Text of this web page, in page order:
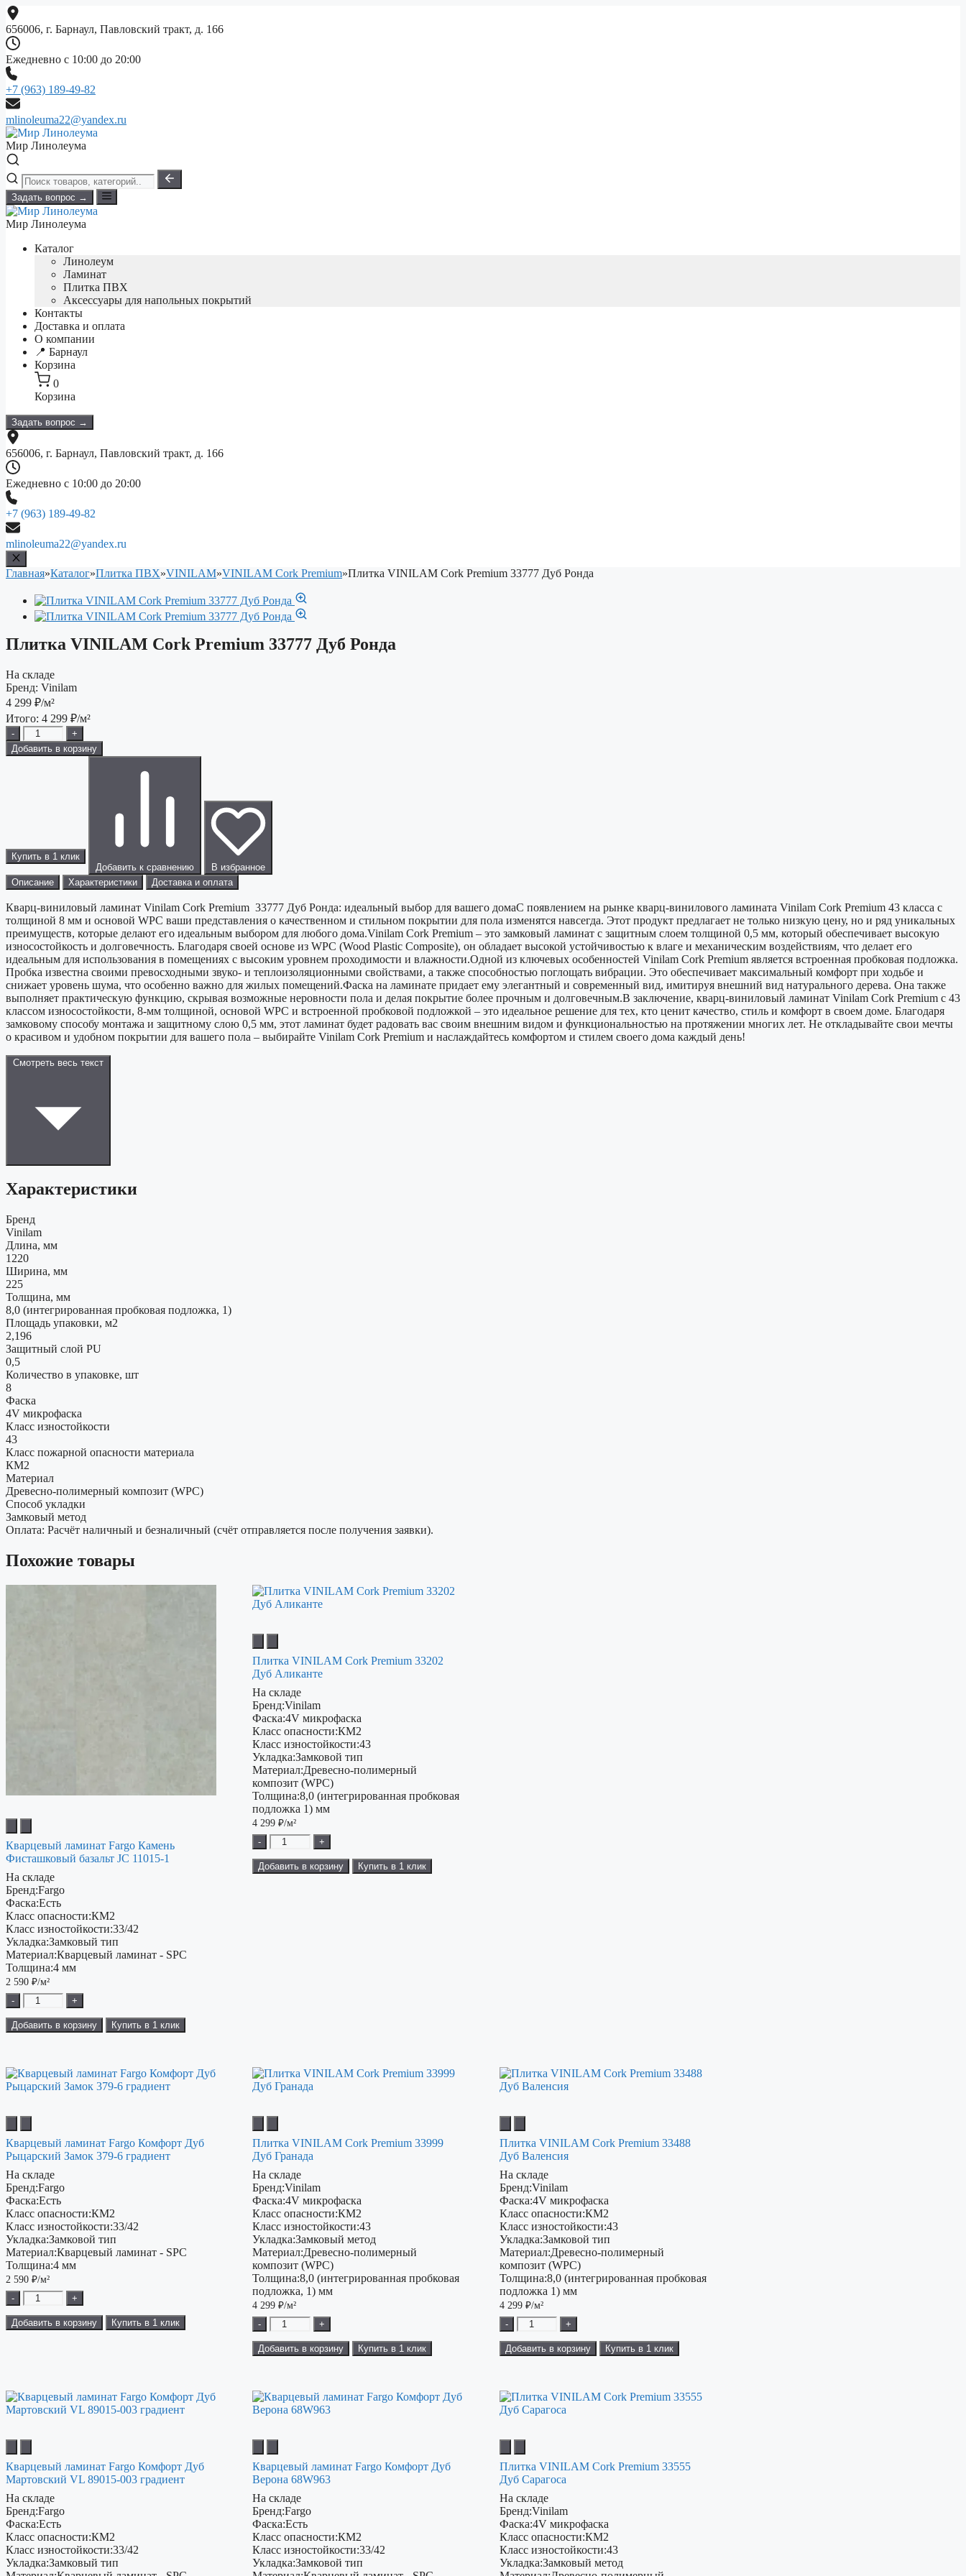
Перейти
к
содержимому
656006, г. Барнаул, Павловский тракт, д. 166
Ежедневно с 10:00 до 20:00
+7 (963) 189-49-82
mlinoleuma22@yandex.ru
Мир Линолеума
Задать вопрос →
Мир Линолеума
Каталог
Линолеум
Ламинат
Плитка ПВХ
Аксессуары для напольных покрытий
Контакты
Доставка и оплата
О компании
📍 Барнаул
Корзина
0
Корзина
Задать вопрос →
656006, г. Барнаул, Павловский тракт, д. 166
Ежедневно с 10:00 до 20:00
+7 (963) 189-49-82
mlinoleuma22@yandex.ru
Главная»Каталог»Плитка ПВХ»VINILAM»VINILAM Cork Premium»Плитка VINILAM Cork Premium 33777 Дуб Ронда
Плитка VINILAM Cork Premium 33777 Дуб Ронда
На складе
Бренд: Vinilam
4 299 ₽/м²
Итого: 4 299 ₽/м²
-
+
Добавить в корзину
Купить в 1 клик
Добавить к сравнению
В избранное
Описание
Характеристики Доставка и оплата
Кварц-виниловый ламинат Vinilam Cork Premium 33777 Дуб Ронда: идеальный выбор для вашего домаС появлением на рынке кварц-винилового ламината Vinilam Cork Premium 43 класса с
толщиной 8 мм и основой WPC ваши представления о качественном и стильном покрытии для пола изменятся навсегда. Этот продукт предлагает не только низкую цену, но и ряд уникальных
преимуществ, которые делают его идеальным выбором для любого дома.Vinilam Cork Premium – это замковый ламинат с защитным слоем толщиной 0,5 мм, который обеспечивает высокую
износостойкость и долговечность. Благодаря своей основе из WPC (Wood Plastic Composite), он обладает высокой устойчивостью к влаге и механическим воздействиям, что делает его
идеальным для использования в помещениях с высоким уровнем проходимости и влажности.Одной из ключевых особенностей Vinilam Cork Premium является встроенная пробковая подложка.
Пробка известна своими превосходными звуко- и теплоизоляционными свойствами, а также способностью поглощать вибрации. Это обеспечивает максимальный комфорт при ходьбе и
снижает уровень шума, что особенно важно для жилых помещений.Фаска на ламинате придает ему элегантный и современный вид, имитируя внешний вид натурального дерева. Она также
выполняет практическую функцию, скрывая возможные неровности пола и делая покрытие более прочным и долговечным.В заключение, кварц-виниловый ламинат Vinilam Cork Premium с 43
классом износостойкости, 8-мм толщиной, основой WPC и встроенной пробковой подложкой – это идеальное решение для тех, кто ценит качество, стиль и комфорт в своем доме. Благодаря
замковому способу монтажа и защитному слою 0,5 мм, этот ламинат будет радовать вас своим внешним видом и функциональностью на протяжении многих лет. Не откладывайте свои мечты
о красивом и удобном покрытии для вашего пола – выбирайте Vinilam Cork Premium и наслаждайтесь комфортом и стилем своего дома каждый день!
Смотреть весь текст
Характеристики
Бренд
Vinilam
Длина, мм
1220
Ширина, мм
225
Толщина, мм
8,0 (интегрированная пробковая подложка, 1)
Площадь упаковки, м2
2,196
Защитный слой PU
0,5
Количество в упаковке, шт
8
Фаска
4V микрофаска
Класс изностойкости
43
Класс пожарной опасности материала
КМ2
Материал
Древесно-полимерный композит (WPC)
Способ укладки
Замковый метод
Оплата: Расчёт наличный и безналичный (счёт отправляется после получения заявки).
Похожие товары
Кварцевый ламинат Fargo Камень
Фисташковый базальт JC 11015-1
На складе
Бренд:Fargo
Фаска:Есть
Класс опасности:КМ2
Класс изностойкости:33/42
Укладка:Замковый тип
Материал:Кварцевый ламинат - SPC
Толщина:4 мм
2 590 ₽/м²
-
+
Добавить в корзину Купить в 1 клик
Плитка VINILAM Cork Premium 33202
Дуб Аликанте
На складе
Бренд:Vinilam
Фаска:4V микрофаска
Класс опасности:КМ2
Класс изностойкости:43
Укладка:Замковой тип
Материал:Древесно-полимерный
композит (WPC)
Толщина:8,0 (интегрированная пробковая
подложка 1) мм
4 299₽/м²
-
+
Добавить в корзину Купить в 1 клик
Кварцевый ламинат Fargo Комфорт Дуб
Рыцарский Замок 379-6 градиент
На складе
Бренд:Fargo
Фаска:Есть
Класс опасности:КМ2
Класс изностойкости:33/42
Укладка:Замковой тип
Материал:Кварцевый ламинат - SPC
Толщина:4 мм
2 590 ₽/м²
-
+
Добавить в корзину Купить в 1 клик
Плитка VINILAM Cork Premium 33999
Дуб Гранада
На складе
Бренд:Vinilam
Фаска:4V микрофаска
Класс опасности:КМ2
Класс изностойкости:43
Укладка:Замковый метод
Материал:Древесно-полимерный
композит (WPC)
Толщина:8,0 (интегрированная пробковая
подложка, 1) мм
4 299₽/м²
-
+
Добавить в корзину Купить в 1 клик
Плитка VINILAM Cork Premium 33488
Дуб Валенсия
На складе
Бренд:Vinilam
Фаска:4V микрофаска
Класс опасности:КМ2
Класс изностойкости:43
Укладка:Замковой тип
Материал:Древесно-полимерный
композит (WPC)
Толщина:8,0 (интегрированная пробковая
подложка 1) мм
4 299 ₽/м²
-
+
Добавить в корзину Купить в 1 клик
Кварцевый ламинат Fargo Комфорт Дуб
Мартовский VL 89015-003 градиент
На складе
Бренд:Fargo
Фаска:Есть
Класс опасности:КМ2
Класс изностойкости:33/42
Укладка:Замковый тип
Кварцевый ламинат Fargo Комфорт Дуб
Верона 68W963
На складе
Бренд:Fargo
Фаска:Есть
Класс опасности:КМ2
Класс изностойкости:33/42
Укладка:Замковой тип
Плитка VINILAM Cork Premium 33555
Дуб Сарагоса
На складе
Бренд:Vinilam
Фаска:4V микрофаска
Класс опасности:КМ2
Класс изностойкости:43
Укладка:Замковый метод